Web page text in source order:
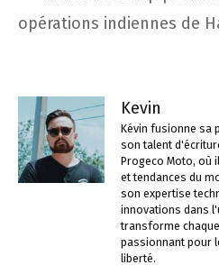
opérations indiennes de
Kevin
Kévin fusionne sa
son talent
Progeco Moto, où
et tendances du
son expertise
innovations dans
transforme
passionnant pour
liberté.